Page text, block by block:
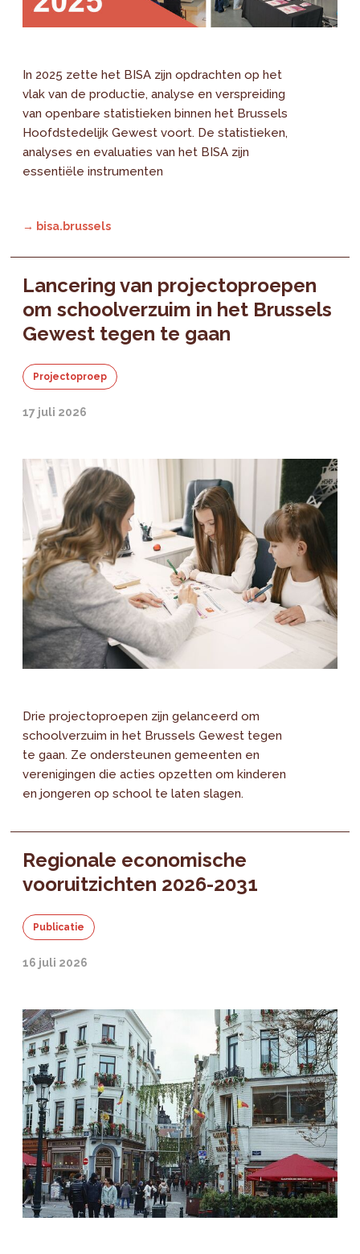
In 2025 zette het BISA zijn opdrachten op het
vlak van de productie, analyse en verspreiding
van openbare statistieken binnen het Brussels
Hoofdstedelijk Gewest voort. De statistieken,
analyses en evaluaties van het BISA zijn
essentiële instrumenten
→ bisa.brussels
Lancering van projectoproepen
om schoolverzuim in het Brussels
Gewest tegen te gaan
Projectoproep
17 juli 2026
Drie projectoproepen zijn gelanceerd om
schoolverzuim in het Brussels Gewest tegen
te gaan. Ze ondersteunen gemeenten en
verenigingen die acties opzetten om kinderen
en jongeren op school te laten slagen.
Regionale economische
vooruitzichten 2026-2031
Publicatie
16 juli 2026